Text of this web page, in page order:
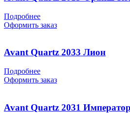
Подробнее
Оформить заказ
Avant Quartz 2033 Лион
Подробнее
Оформить заказ
Avant Quartz 2031